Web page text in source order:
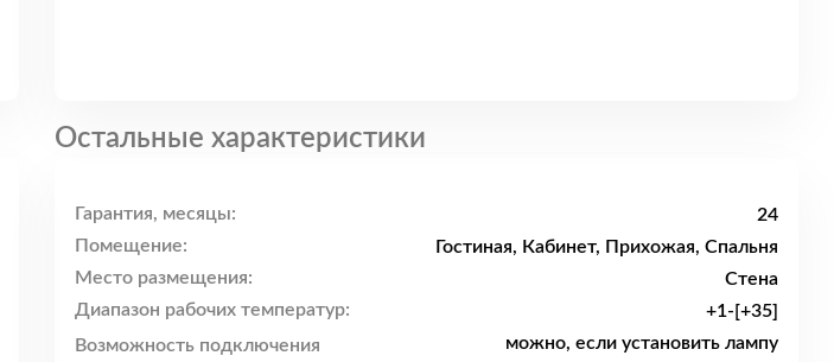
Остальные характеристики
Гарантия, месяцы:
24
Помещение:
Гостиная, Кабинет, Прихожая, Спальня
Место размещения:
Стена
Диапазон рабочих температур:
+1-[+35]
Возможность подключения
можно, если установить лампу